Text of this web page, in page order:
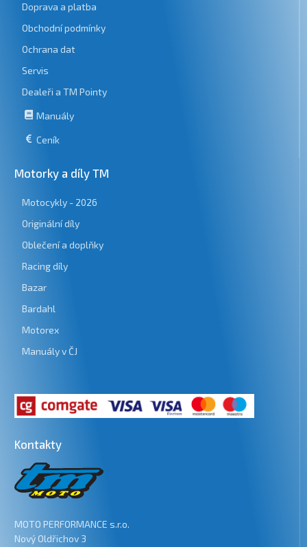
Doprava a platba
Obchodní podmínky
Ochrana dat
Servis
Dealeři a TM Pointy
Manuály
Ceník
Motorky a díly TM
Motocykly - 2026
Originální díly
Oblečení a doplňky
Racing díly
Bazar
Bardahl
Motorex
Manuály v ČJ
Kontakty
MOTO PERFORMANCE s.r.o.
Nový Oldřichov 3